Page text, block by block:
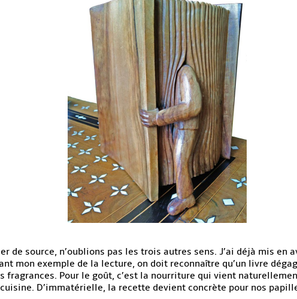
de source, n’oublions pas les trois autres sens. J’ai déjà mis
mon exemple de la lecture, on doit reconnaître qu’un livre
fragrances. Pour le goût, c’est la nourriture qui vient
D’immatérielle, la recette devient concrète pour nos